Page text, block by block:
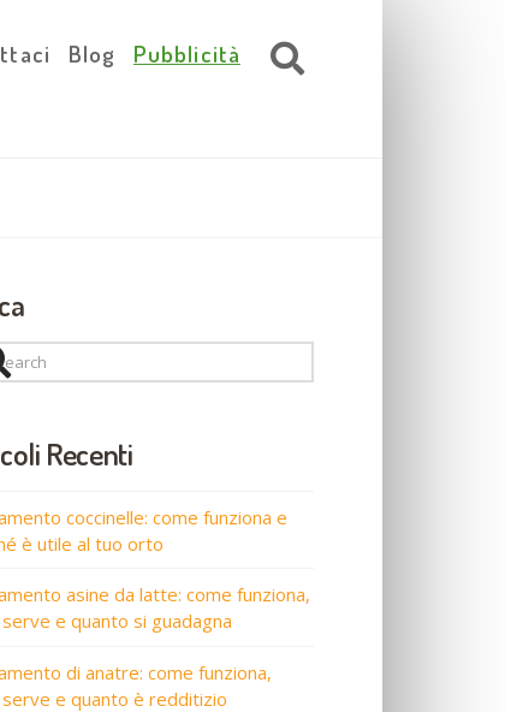
Blog Pubblicità
Recenti
coccinelle: come funziona e
è utile al tuo orto
asine da latte: come funziona,
e quanto si guadagna
di anatre: come funziona,
e quanto è redditizio